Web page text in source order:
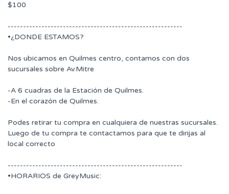
$100
---------------------------------------------------------
•¿DONDE ESTAMOS?
Nos ubicamos en Quilmes centro, contamos con dos
sucursales sobre Av.Mitre
-A 6 cuadras de la Estación de Quilmes.
-En el corazón de Quilmes.
Podes retirar tu compra en cualquiera de nuestras sucursales.
Luego de tu compra te contactamos para que te dirijas al
local correcto
---------------------------------------------------------
•HORARIOS de GreyMusic: